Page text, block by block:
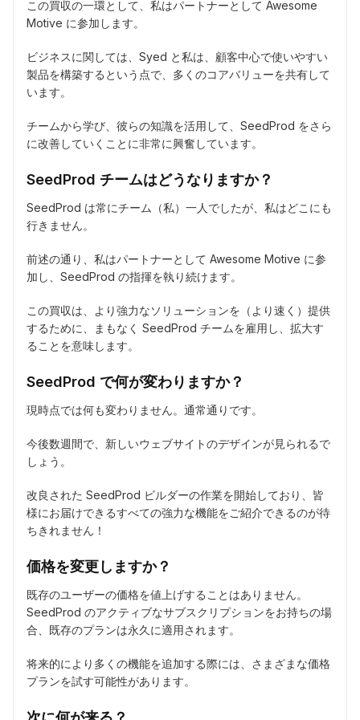
この買収の一環として、私はパートナーとして Awesome
Motive に参加します。
ビジネスに関しては、Syed と私は、顧客中心で使いやすい
製品を構築するという点で、多くのコアバリューを共有して
います。
チームから学び、彼らの知識を活用して、SeedProd をさら
に改善していくことに非常に興奮しています。
SeedProd チームはどうなりますか？
SeedProd は常にチーム（私）一人でしたが、私はどこにも
行きません。
前述の通り、私はパートナーとして Awesome Motive に参
加し、SeedProd の指揮を執り続けます。
この買収は、より強力なソリューションを（より速く）提供
するために、まもなく SeedProd チームを雇用し、拡大す
ることを意味します。
SeedProd で何が変わりますか？
現時点では何も変わりません。通常通りです。
今後数週間で、新しいウェブサイトのデザインが見られるで
しょう。
改良された SeedProd ビルダーの作業を開始しており、皆
様にお届けできるすべての強力な機能をご紹介できるのが待
ちきれません！
価格を変更しますか？
既存のユーザーの価格を値上げすることはありません。
SeedProd のアクティブなサブスクリプションをお持ちの場
合、既存のプランは永久に適用されます。
将来的により多くの機能を追加する際には、さまざまな価格
プランを試す可能性があります。